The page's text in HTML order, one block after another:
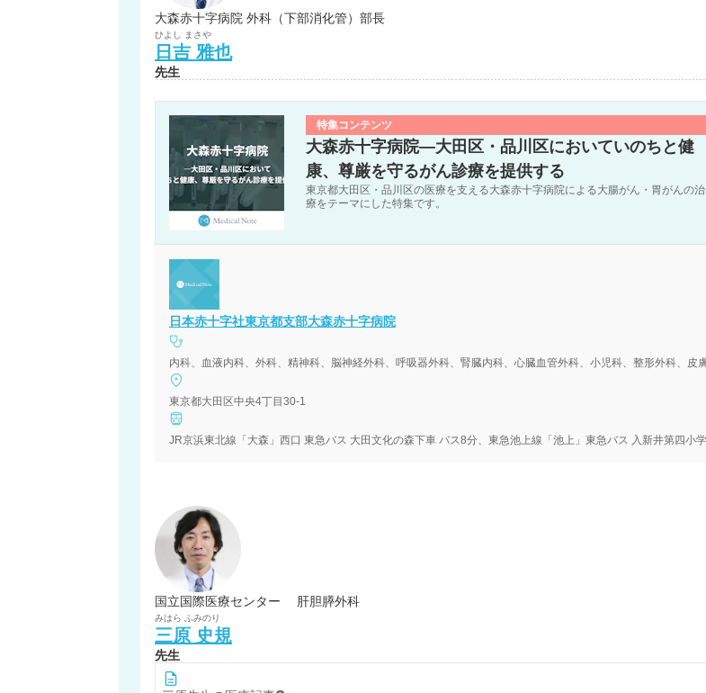
大森赤十字病院 外科（下部消化管）部長
ひよし まさや
日吉 雅也
先生
特集コンテンツ
大森赤十字病院―大田区・品川区においていのちと健
康、尊厳を守るがん診療を提供する
東京都大田区・品川区の医療を支える大森赤十字病院による大腸がん・胃がんの治
療をテーマにした特集です。
日本赤十字社東京都支部大森赤十字病院
東京都大田区中央4丁目30-1
国立国際医療センター 肝胆膵外科
みはら ふみのり
三原 史規
先生